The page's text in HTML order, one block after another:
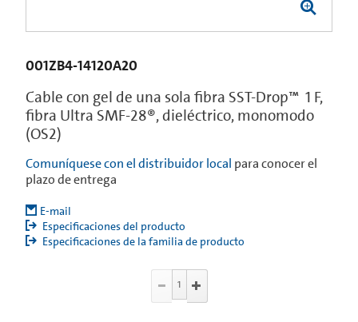
001ZB4-14120A20
Cable con gel de una sola fibra SST-Drop™ 1 F,
fibra Ultra SMF-28®, dieléctrico, monomodo
(OS2)
Comuníquese con el distribuidor local para conocer el
plazo de entrega
E-mail
Especificaciones del producto
Especificaciones de la familia de producto